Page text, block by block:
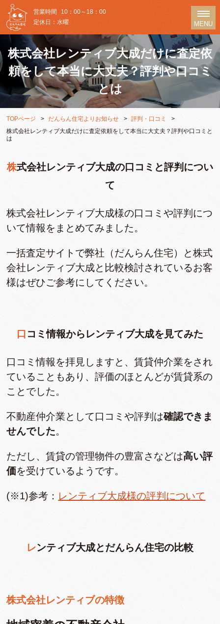
営業時間
10：00～18：00
定休日：水曜
MENU
株式会社レンティブ大成だけに査定依
頼をして本当に大丈夫？評判や口コミ
とは
TOPページ だんらん住宅よりお知らせ
評判・口コミ
株式会社レンティブ大成だけに査定依頼をして本当に大丈夫？評判や口コミと
は
株式会社レンティブ大成の口コミと評判につい
て
株式会社レンティブ大成様の口コミや評判につ
いて情報をまとめてみました。
一括査定サイトで弊社（だんらん住宅）と株式
会社レンティブ大成と比較検討されているお客
様はぜひご参考にしてください。
口コミ情報からレンティブ大成を見てみた
口コミ情報を拝見しますと、賃貸仲介業をされ
ていることもあり、評価のほとんどが賃貸系の
ことでした。
不動産仲介業として口コミや評判は確認できま
せんでした。
ただし、賃貸の管理物件の豊富さなどは高い評
価を受けているようです。
(※1)参考： レンティブ大成様の評判について
レンティブ大成とだんらん住宅の比較
株式会社レンティブの特徴